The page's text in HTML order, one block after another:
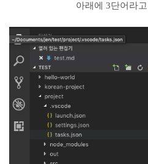
아래에 3단어라